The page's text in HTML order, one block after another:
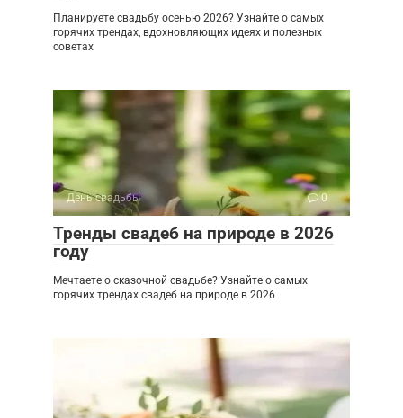
Планируете свадьбу осенью 2026? Узнайте о самых
горячих трендах, вдохновляющих идеях и полезных
советах
День свадьбы 0
Тренды свадеб на природе в 2026
году
Мечтаете о сказочной свадьбе? Узнайте о самых
горячих трендах свадеб на природе в 2026